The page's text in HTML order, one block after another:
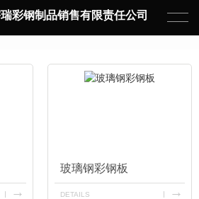
彩钢制品销售有限责任公司
玻璃钢彩钢板
DETAILS